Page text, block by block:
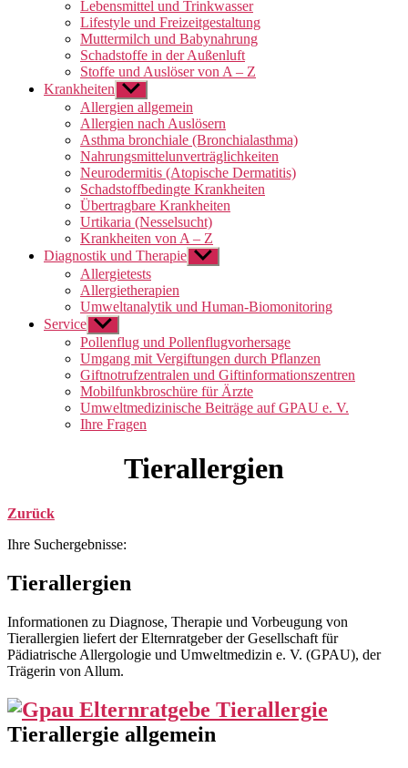
Lebensmittel und Trinkwasser
Lifestyle und Freizeitgestaltung
Muttermilch und Babynahrung
Schadstoffe in der Außenluft
Stoffe und Auslöser von A – Z
Krankheiten Untermenü
anzeigen
Allergien allgemein
Allergien nach Auslösern
Asthma bronchiale (Bronchialasthma)
Nahrungsmittelunverträglichkeiten
Neurodermitis (Atopische Dermatitis)
Schadstoffbedingte Krankheiten
Übertragbare Krankheiten
Urtikaria (Nesselsucht)
Krankheiten von A – Z
Diagnostik und Therapie Untermenü
anzeigen
Allergietests
Allergietherapien
Umweltanalytik und Human-Biomonitoring
Service Untermenü
anzeigen
Pollenflug und Pollenflugvorhersage
Umgang mit Vergiftungen durch Pflanzen
Giftnotrufzentralen und Giftinformationszentren
Mobilfunkbroschüre für Ärzte
Umweltmedizinische Beiträge auf GPAU e. V.
Ihre Fragen
Tierallergien
Zurück
Ihre Suchergebnisse:
Tierallergien
Informationen zu Diagnose, Therapie und Vorbeugung von
Tierallergien liefert der Elternratgeber der Gesellschaft für
Pädiatrische Allergologie und Umweltmedizin e. V. (GPAU), der
Trägerin von Allum.
Tierallergie allgemein